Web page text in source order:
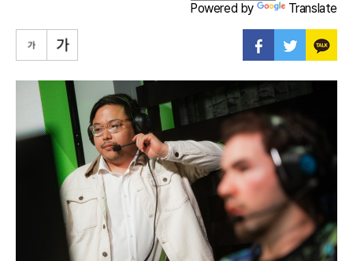
Powered by Translate